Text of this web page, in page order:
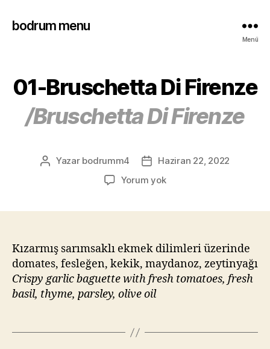
bodrum menu
Menü
01-Bruschetta Di Firenze
/Bruschetta Di Firenze
Yazar bodrumm4
Haziran 22, 2022
Yorum yok
Kızarmış sarımsaklı ekmek dilimleri üzerinde
domates, fesleğen, kekik, maydanoz, zeytinyağı
Crispy garlic baguette with fresh tomatoes, fresh
basil, thyme, parsley, olive oil